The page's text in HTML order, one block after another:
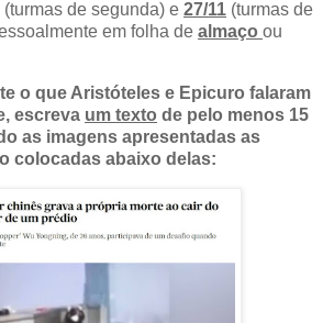
(turmas de segunda) e 27/11 (turmas de
em folha de almaço ou
o que Aristóteles e Epicuro falaram
escreva um texto de pelo menos 15
as imagens apresentadas as
colocadas abaixo delas: